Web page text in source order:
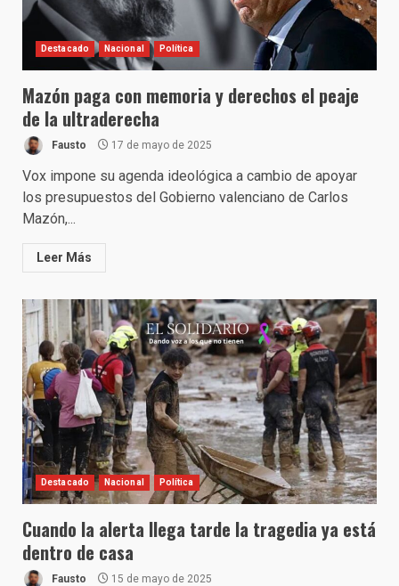
Destacado Nacional Política
Mazón paga con memoria y derechos el peaje
de la ultraderecha
Fausto 17 de mayo de 2025
Vox impone su agenda ideológica a cambio de apoyar
los presupuestos del Gobierno valenciano de Carlos
Mazón,...
Leer Más
Destacado Nacional Política
Cuando la alerta llega tarde la tragedia ya está
dentro de casa
Fausto 15 de mayo de 2025